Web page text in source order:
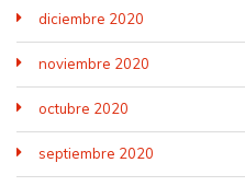
diciembre 2020
noviembre 2020
octubre 2020
septiembre 2020